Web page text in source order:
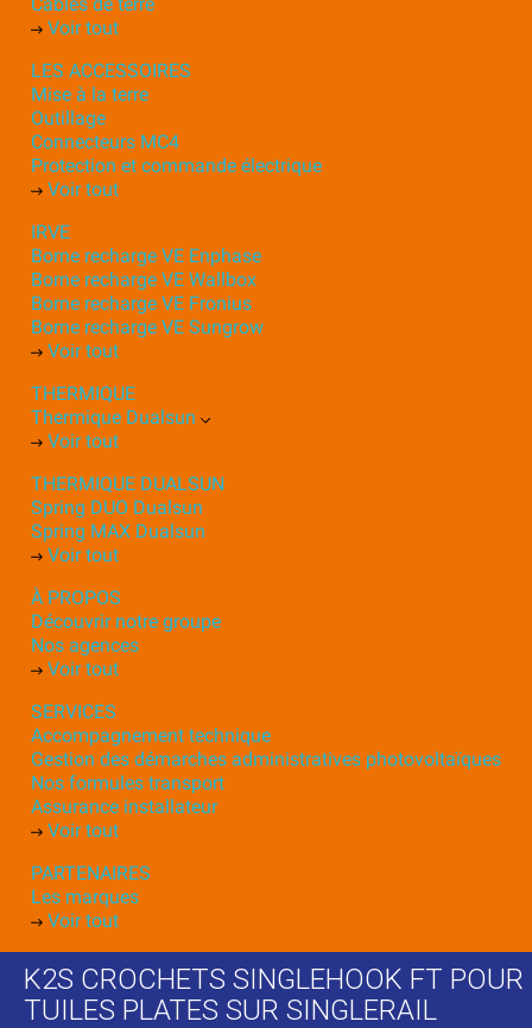
Voir tout
LES ACCESSOIRES
Mise à la terre
Outillage
Connecteurs MC4
Protection et commande électrique
Voir tout
IRVE
Borne recharge VE Enphase
Borne recharge VE Wallbox
Borne recharge VE Fronius
Borne recharge VE Sungrow
Voir tout
THERMIQUE
Thermique Dualsun
Voir tout
THERMIQUE DUALSUN
Spring DUO Dualsun
Spring MAX Dualsun
Voir tout
À PROPOS
Découvrir notre groupe
Nos agences
Voir tout
SERVICES
Accompagnement technique
Gestion des démarches administratives photovoltaïques
Nos formules transport
Assurance installateur
Voir tout
PARTENAIRES
Les marques
Voir tout
K2S CROCHETS SINGLEHOOK FT POUR
TUILES PLATES SUR SINGLERAIL